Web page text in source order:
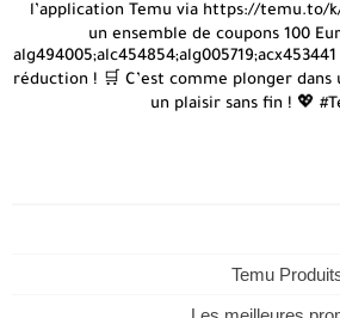
l’application Temu via https://temu.to/
un ensemble de coupons 100
réduction ! 🛒 C’est comme plonger dans
un plaisir sans fin ! 💖
Temu